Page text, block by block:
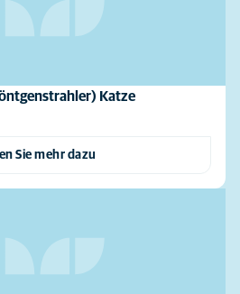
Katze
Sie mehr dazu